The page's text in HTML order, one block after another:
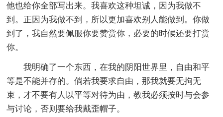
他也给你全部写出来。我喜欢这种坦诚，因为我做不
到。正因为我做不到，所以更加喜欢别人能做到。你做
到了，我自然要佩服你要赞赏你，必要的时候还要打赏
你。
我明确了一个东西，在我的阴阳世界里，自由和平
等是不能并存的。倘若我要求自由，那我就要无拘无
束，才不要有人以平等对待为由，教我必须按时与会参
与讨论，否则要给我戴歪帽子。